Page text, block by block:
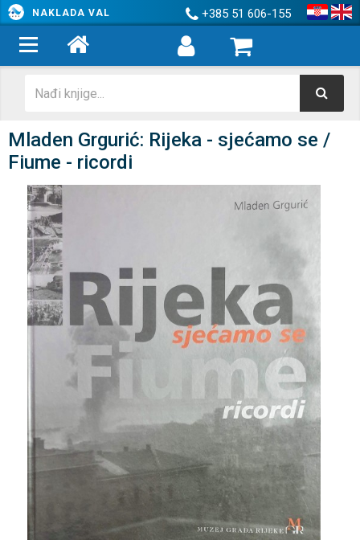
NAKLADA VAL +385 51 606-155
Mladen Grgurić: Rijeka - sjećamo se /
Fiume - ricordi